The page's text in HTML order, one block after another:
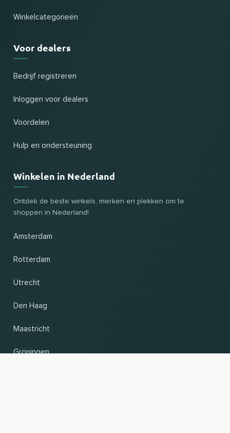
Winkelcategorieën
Voor dealers
Bedrijf registreren
Inloggen voor dealers
Voordelen
Hulp en ondersteuning
Winkelen in Nederland
Ontdek de beste winkels, merken en plekken om te
shoppen in Nederland!
Amsterdam
Rotterdam
Utrecht
Den Haag
Maastricht
Gröningen